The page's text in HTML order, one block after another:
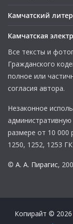
Камчатский
Камчатская
Все тексты и
Гражданского
полное или
согласия автора.
Незаконное
размере от 10 000
1250, 1252, 1253
© А. А. Пирагис,
Копирайт © 2026